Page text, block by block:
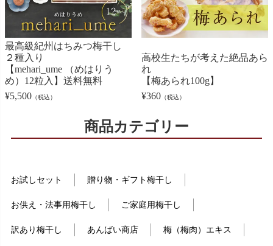
最高級紀州はちみつ梅干し
２種入り
【mehari_ume （めはりう
め）12粒入】送料無料
¥5,500 （税込）
高校生たちが考えた絶品あら
れ
【梅あられ100g】
¥360 （税込）
商品カテゴリー
お試しセット 贈り物・ギフト梅干し
お供え・法事用梅干し ご家庭用梅干し
訳あり梅干し あんばい商店 梅（梅肉）エキス